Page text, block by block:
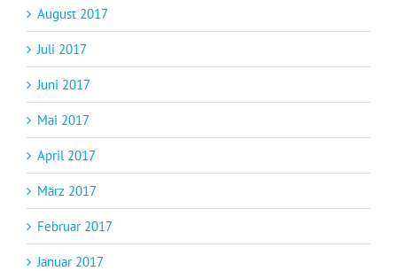
August 2017
Juli 2017
Juni 2017
Mai 2017
April 2017
März 2017
Februar 2017
Januar 2017